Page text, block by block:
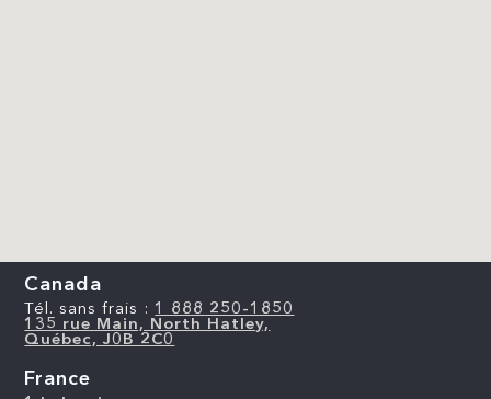
Canada
Tél. sans frais : 1 888 250-1850
135 rue Main, North Hatley,
Québec, J0B 2C0
France